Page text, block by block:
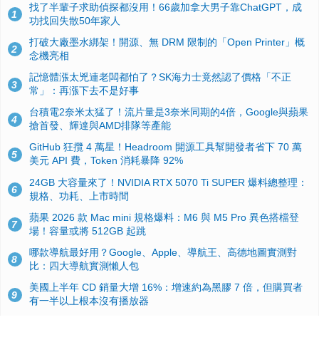
1
找了半輩子求助偵探都沒用！66歲加拿大男子靠ChatGPT，成
功找回失散50年家人
2
打破大廠墨水綁架！開源、無 DRM 限制的「Open Printer」概
念機亮相
3
記憶體漲太兇連老闆都怕了？SK海力士竟然認了價格「不正
常」：再漲下去不是好事
4
台積電2奈米太猛了！流片量是3奈米同期的4倍，Google與蘋果
搶首發、輝達與AMD排隊等產能
5
GitHub 狂攬 4 萬星！Headroom 開源工具幫開發者省下 70 萬
美元 API 費，Token 消耗暴降 92%
6
24GB 大容量來了！NVIDIA RTX 5070 Ti SUPER 爆料總整理：
規格、功耗、上市時間
7
蘋果 2026 款 Mac mini 規格爆料：M6 與 M5 Pro 異色搭檔登
場！容量或將 512GB 起跳
8
哪款導航最好用？Google、Apple、導航王、高德地圖實測對
比：四大導航實測懶人包
9
美國上半年 CD 銷量大增 16%：增速約為黑膠 7 倍，但購買者
有一半以上根本沒有播放器